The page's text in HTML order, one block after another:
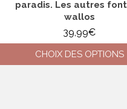
paradis. Les autres
wallos
39,99€
CHOIX DES OPTIONS